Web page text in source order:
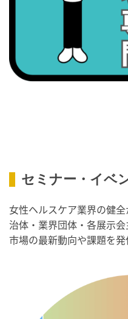
2026/09/09(水)
・がん征圧月間
・骨盤臓器脱 克服の日
・がん征圧月間
・世界アルツハイマー月間
・健康増進普及月間
・職場の健康診断実施強化月
・自殺予防週間
セミナー・イベ
女性ヘルスケア業界の健
治体・業界団体・各展示
市場の最新動向や課題を発